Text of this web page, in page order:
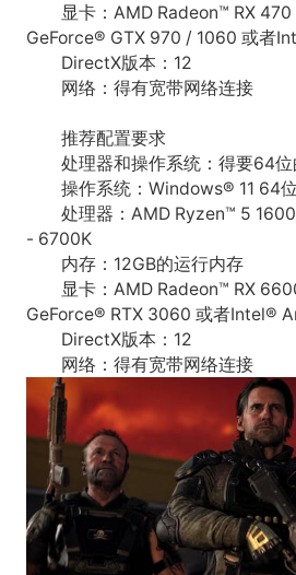
显卡：AMD Radeon™ RX
GeForce® GTX 970 / 1060 或者
DirectX版本：12
网络：得有宽带网络连接
推荐配置要求
处理器和操作系统：得要64
操作系统：Windows® 11 64
处理器：AMD Ryzen™ 5
- 6700K
内存：12GB的运行内存
显卡：AMD Radeon™ RX
GeForce® RTX 3060 或者Intel®
DirectX版本：12
网络：得有宽带网络连接